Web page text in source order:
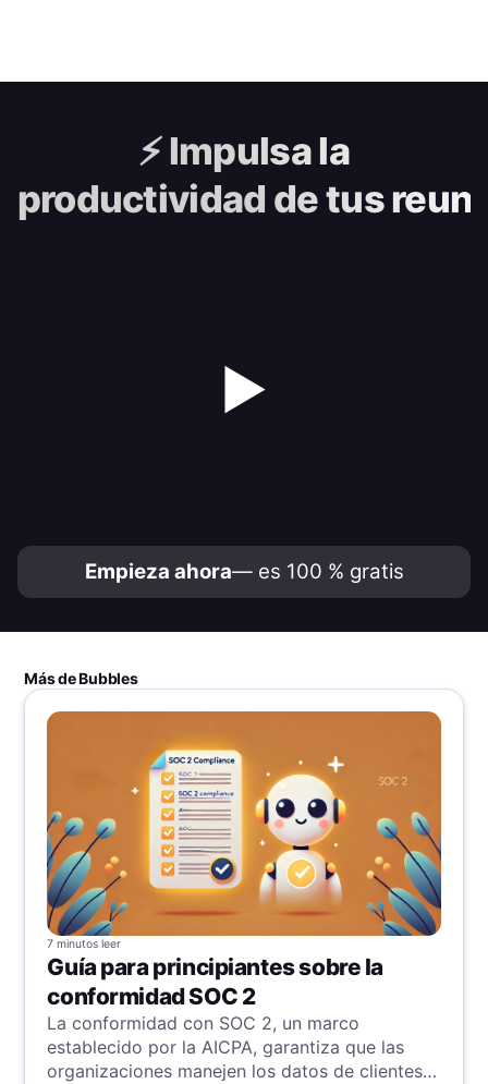
⚡️Impulsa la
productividad de tus
▶
Empieza ahora— es 100 % gratis
Más de Bubbles
7 minutos leer
Guía para principiantes sobre la
conformidad SOC 2
La conformidad con SOC 2, un marco
establecido por la AICPA, garantiza que las
organizaciones manejen los datos de clientes